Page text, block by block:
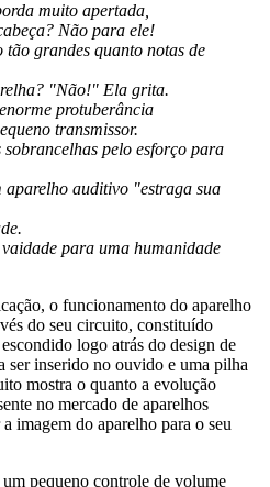
muito apertada,
Não para ele!
grandes quanto notas de
"Não!" Ela grita.
protuberância
transmissor.
pelo esforço para
aparelho auditivo "estraga sua
para uma humanidade
o funcionamento do aparelho
do seu circuito, constituído
logo atrás do design de
ser inserido no ouvido e uma pilha
mostra o quanto a evolução
no mercado de aparelhos
imagem do aparelho para o seu
pequeno controle de volume